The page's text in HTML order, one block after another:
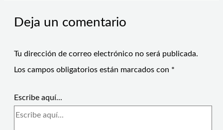
Deja un comentario
Tu dirección de correo electrónico no será publicada.
Los campos obligatorios están marcados con *
Escribe aquí...